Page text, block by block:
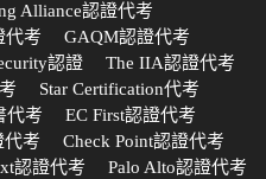
Alliance認證代考
代考
GAQM認證代考
認證
The IIA認證代考
Star Certification代考
代考
EC First認證代考
代考
Check Point認證代考
認證代考
Palo Alto認證代考